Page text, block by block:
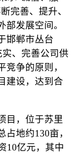
完善、提升、
发展空间。
邯郸市丛台
、完善公司供
争的原则，
建设，达到合
目，位于苏里
占地约130亩，
10亿元，其中